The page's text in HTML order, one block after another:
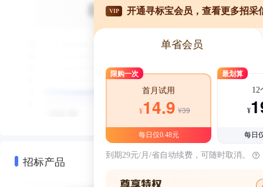
招标产品
VIP 开通寻标宝会员，查看更多招采
单省会员
限购一次
首月试用
¥14.9 ¥39
每日仅0.48元
最划算
12
¥
每日
到期29元/月/省自动续费，可随时取消。